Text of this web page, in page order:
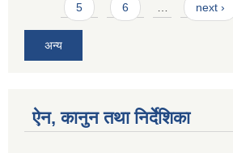
5 6 … next ›
अन्य
ऐन, कानुन तथा निर्देशिका